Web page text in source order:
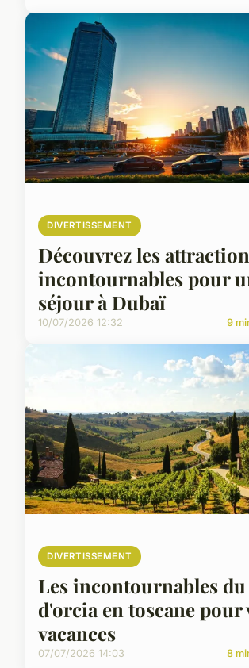
DIVERTISSEMENT
Découvrez les
incontournables pour
séjour à Dubaï
10/07/2026 12:32 9
DIVERTISSEMENT
Les incontournables du
d'orcia en toscane pour
vacances
07/07/2026 14:03 8